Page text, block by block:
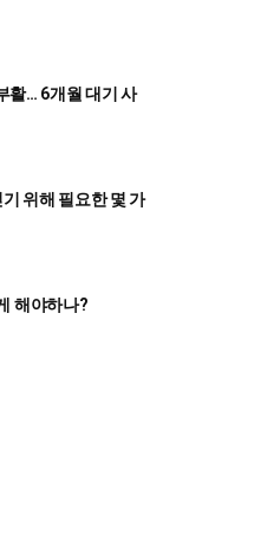
활… 6개월 대기 사
위해 필요한 몇 가
해야하나?